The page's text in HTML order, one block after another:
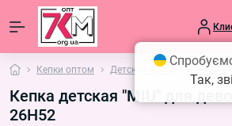
Кепки оптом Детские кепки Кепка
Кепка детская "MIU" для
26H52
Так,